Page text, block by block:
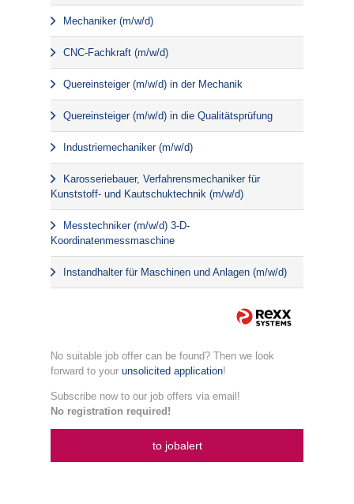
Mechaniker (m/w/d)
CNC-Fachkraft (m/w/d)
Quereinsteiger (m/w/d) in der Mechanik
Quereinsteiger (m/w/d) in die Qualitätsprüfung
Industriemechaniker (m/w/d)
Karosseriebauer, Verfahrensmechaniker für
Kunststoff- und Kautschuktechnik (m/w/d)
Messtechniker (m/w/d) 3-D-
Koordinatenmessmaschine
Instandhalter für Maschinen und Anlagen (m/w/d)
No suitable job offer can be found? Then we look
forward to your unsolicited application!
Subscribe now to our job offers via email!
No registration required!
to jobalert